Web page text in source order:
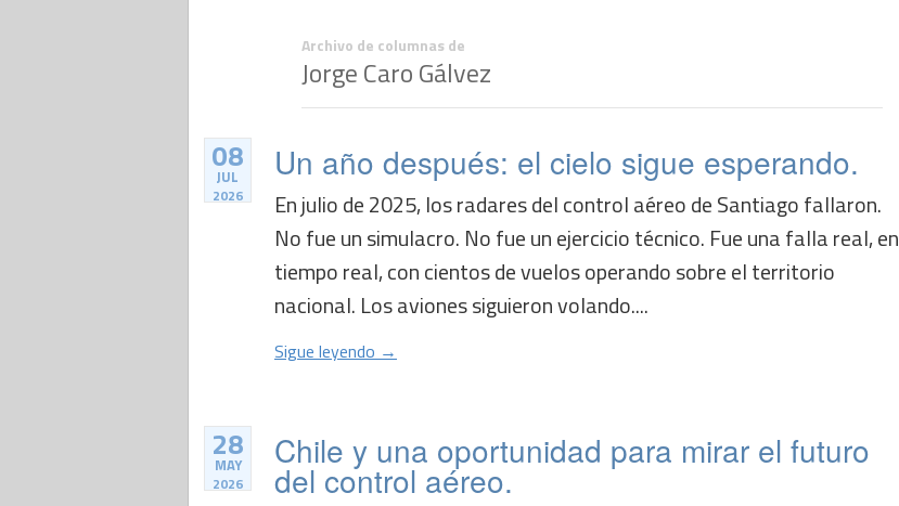
Archivo de columnas de
Jorge Caro Gálvez
08
JUL
2026
Un año después: el cielo sigue esperando.
En julio de 2025, los radares del control aéreo de Santiago fallaron.
No fue un simulacro. No fue un ejercicio técnico. Fue una falla real, en
tiempo real, con cientos de vuelos operando sobre el territorio
nacional. Los aviones siguieron volando....
Sigue leyendo →
28
MAY
2026
Chile y una oportunidad para mirar el futuro
del control aéreo.